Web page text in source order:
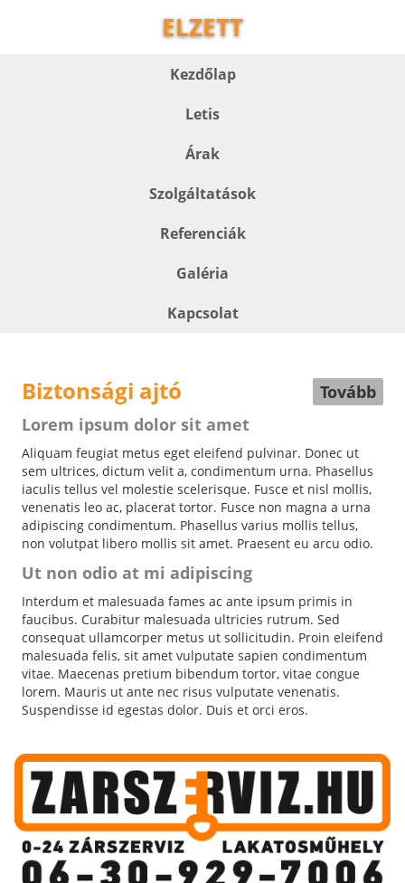
ELZETT
Kezdőlap
Letis
Árak
Szolgáltatások
Referenciák
Galéria
Kapcsolat
Biztonsági ajtó
Tovább
Lorem ipsum dolor sit amet
Aliquam feugiat metus eget eleifend pulvinar. Donec ut
sem ultrices, dictum velit a, condimentum urna. Phasellus
iaculis tellus vel molestie scelerisque. Fusce et nisl mollis,
venenatis leo ac, placerat tortor. Fusce non magna a urna
adipiscing condimentum. Phasellus varius mollis tellus,
non volutpat libero mollis sit amet. Praesent eu arcu odio.
Ut non odio at mi adipiscing
Interdum et malesuada fames ac ante ipsum primis in
faucibus. Curabitur malesuada ultricies rutrum. Sed
consequat ullamcorper metus ut sollicitudin. Proin eleifend
malesuada felis, sit amet vulputate sapien condimentum
vitae. Maecenas pretium bibendum tortor, vitae congue
lorem. Mauris ut ante nec risus vulputate venenatis.
Suspendisse id egestas dolor. Duis et orci eros.